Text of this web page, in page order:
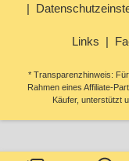
Links
* Transparenzhinweis:
Rahmen eines Affiliate-
Käufer, unterstützt